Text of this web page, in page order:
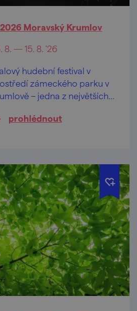
Moravský Krumlov
8. — 15. 8. '26
hudební festival v
zámeckého parku v
– jedna z největších
prohlédnout